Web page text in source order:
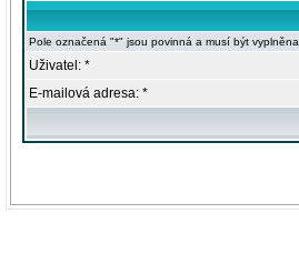
Pole označená "*" jsou povinná a musí být vyplněna
Uživatel: *
E-mailová adresa: *